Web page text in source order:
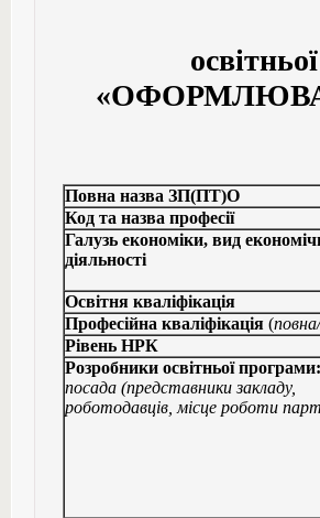
Повна назва ЗП(ПТ)О
Код та назва професії
Галузь економіки, вид
діяльності
Освітня кваліфікація
Професійна кваліфікація (
Рівень НРК
Розробники освітньої програми:
посада (представники закладу,
роботодавців, місце роботи